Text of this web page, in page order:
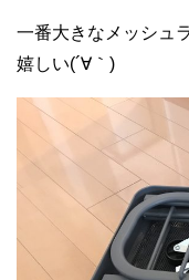
一番大きなメッシュ
嬉しい(´∀｀)